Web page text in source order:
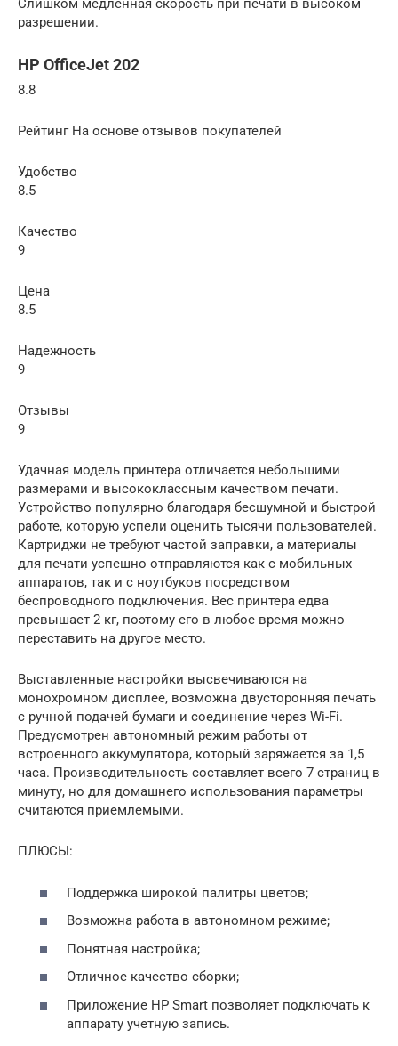
Слишком медленная скорость при печати в высоком
разрешении.
HP OfficeJet 202
8.8
Рейтинг На основе отзывов покупателей
Удобство
8.5
Качество
9
Цена
8.5
Надежность
9
Отзывы
9
Удачная модель принтера отличается небольшими
размерами и высококлассным качеством печати.
Устройство популярно благодаря бесшумной и быстрой
работе, которую успели оценить тысячи пользователей.
Картриджи не требуют частой заправки, а материалы
для печати успешно отправляются как с мобильных
аппаратов, так и с ноутбуков посредством
беспроводного подключения. Вес принтера едва
превышает 2 кг, поэтому его в любое время можно
переставить на другое место.
Выставленные настройки высвечиваются на
монохромном дисплее, возможна двусторонняя печать
с ручной подачей бумаги и соединение через Wi-Fi.
Предусмотрен автономный режим работы от
встроенного аккумулятора, который заряжается за 1,5
часа. Производительность составляет всего 7 страниц в
минуту, но для домашнего использования параметры
считаются приемлемыми.
ПЛЮСЫ:
Поддержка широкой палитры цветов;
Возможна работа в автономном режиме;
Понятная настройка;
Отличное качество сборки;
Приложение HP Smart позволяет подключать к
аппарату учетную запись.